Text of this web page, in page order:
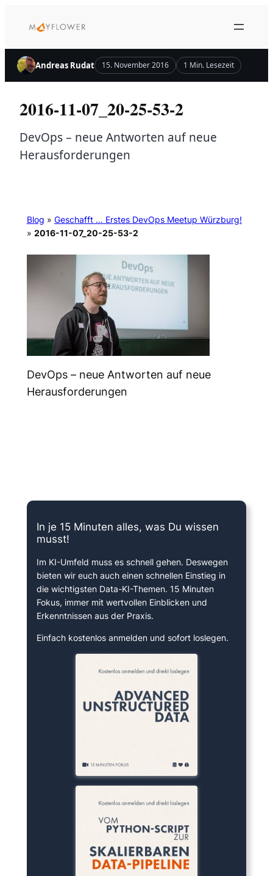
Inhalt
Andreas Rudat 15. November 2016 1 Min. Lesezeit
2016-11-07_20-25-53-2
DevOps – neue Antworten auf neue
Herausforderungen
Blog » Geschafft … Erstes DevOps Meetup Würzburg!
» 2016-11-07_20-25-53-2
DevOps – neue Antworten auf neue
Herausforderungen
In je 15 Minuten alles, was Du wissen
musst!
Im KI-Umfeld muss es schnell gehen. Deswegen
bieten wir euch auch einen schnellen Einstieg in
die wichtigsten Data-KI-Themen. 15 Minuten
Fokus, immer mit wertvollen Einblicken und
Erkenntnissen aus der Praxis.
Einfach kostenlos anmelden und sofort loslegen.